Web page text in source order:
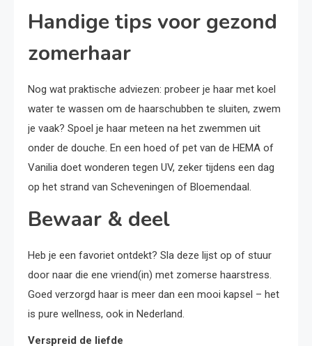
Handige tips voor gezond
zomerhaar
Nog wat praktische adviezen: probeer je haar met koel
water te wassen om de haarschubben te sluiten, zwem
je vaak? Spoel je haar meteen na het zwemmen uit
onder de douche. En een hoed of pet van de HEMA of
Vanilia doet wonderen tegen UV, zeker tijdens een dag
op het strand van Scheveningen of Bloemendaal.
Bewaar & deel
Heb je een favoriet ontdekt? Sla deze lijst op of stuur
door naar die ene vriend(in) met zomerse haarstress.
Goed verzorgd haar is meer dan een mooi kapsel – het
is pure wellness, ook in Nederland.
Verspreid de liefde